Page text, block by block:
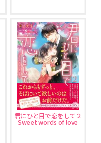
君にひと目で恋をして２
Sweet words of love